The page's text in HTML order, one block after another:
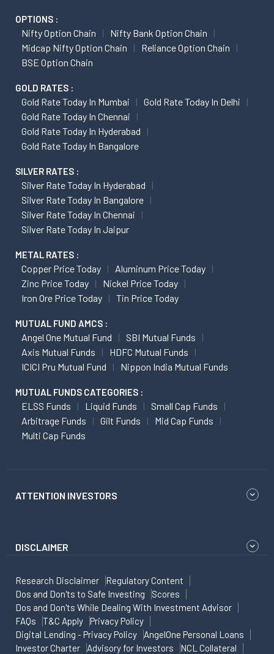
OPTIONS :
Nifty Option Chain
Nifty Bank Option Chain
Midcap Nifty Option Chain
Reliance Option Chain
BSE Option Chain
GOLD RATES :
Gold Rate Today In Mumbai
Gold Rate Today In Delhi
Gold Rate Today In Chennai
Gold Rate Today In Hyderabad
Gold Rate Today In Bangalore
SILVER RATES :
Silver Rate Today In Hyderabad
Silver Rate Today In Bangalore
Silver Rate Today In Chennai
Silver Rate Today In Jaipur
METAL RATES :
Copper Price Today
Aluminum Price Today
Zinc Price Today
Nickel Price Today
Iron Ore Price Today
Tin Price Today
MUTUAL FUND AMCS :
Angel One Mutual Fund
SBI Mutual Funds
Axis Mutual Funds
HDFC Mutual Funds
ICICI Pru Mutual Fund
Nippon India Mutual Funds
MUTUAL FUNDS CATEGORIES :
ELSS Funds Liquid Funds
Small Cap Funds
Arbitrage Funds
Gilt Funds
Mid Cap Funds
Multi Cap Funds
ATTENTION INVESTORS
DISCLAIMER
Research Disclaimer
Regulatory Content
Dos and Don'ts to Safe Investing
Scores
Dos and Don'ts While Dealing With Investment Advisor
FAQs
T&C Apply
Privacy Policy
Digital Lending - Privacy Policy
AngelOne Personal Loans
Investor Charter
Advisory for Investors NCL Collateral